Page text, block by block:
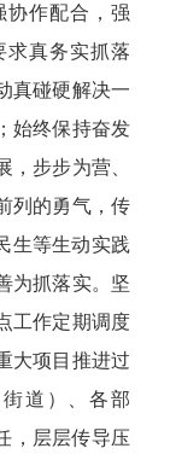
协作配合，强
求真务实抓落
真碰硬解决一
始终保持奋发
步步为营、
列的勇气，传
生等生动实践
为抓落实。坚
工作定期调度
大项目推进过
道）、各部
，层层传导压